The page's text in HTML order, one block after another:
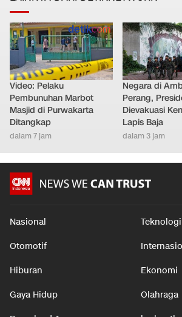
Video: Pelaku
Pembunuhan Marbot
Masjid di Purwakarta
Ditangkap
dalam 7 jam
Negara di
Perang,
Dievakuasi
Lapis Baja
dalam 3 jam
Nasional Teknologi
Otomotif
Hiburan Ekonomi
Gaya Hidup Olahraga